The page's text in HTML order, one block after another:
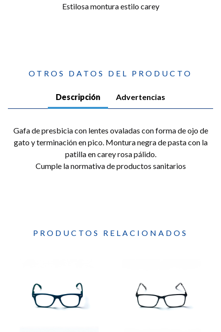
Estilosa montura estilo carey
OTROS DATOS DEL PRODUCTO
Descripción Advertencias
Gafa de presbicia con lentes ovaladas con forma de ojo de
gato y terminación en pico. Montura negra de pasta con la
patilla en carey rosa pálido.
Cumple la normativa de productos sanitarios
PRODUCTOS RELACIONADOS